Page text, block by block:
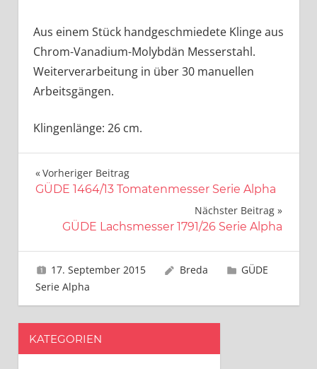
Aus einem Stück handgeschmiedete Klinge aus
Chrom-Vanadium-Molybdän Messerstahl.
Weiterverarbeitung in über 30 manuellen
Arbeitsgängen.
Klingenlänge: 26 cm.
Beitragsnavigation
Vorheriger Beitrag
GÜDE 1464/13 Tomatenmesser Serie Alpha
Nächster Beitrag
GÜDE Lachsmesser 1791/26 Serie Alpha
17. September 2015 Breda
GÜDE
Serie Alpha
KATEGORIEN